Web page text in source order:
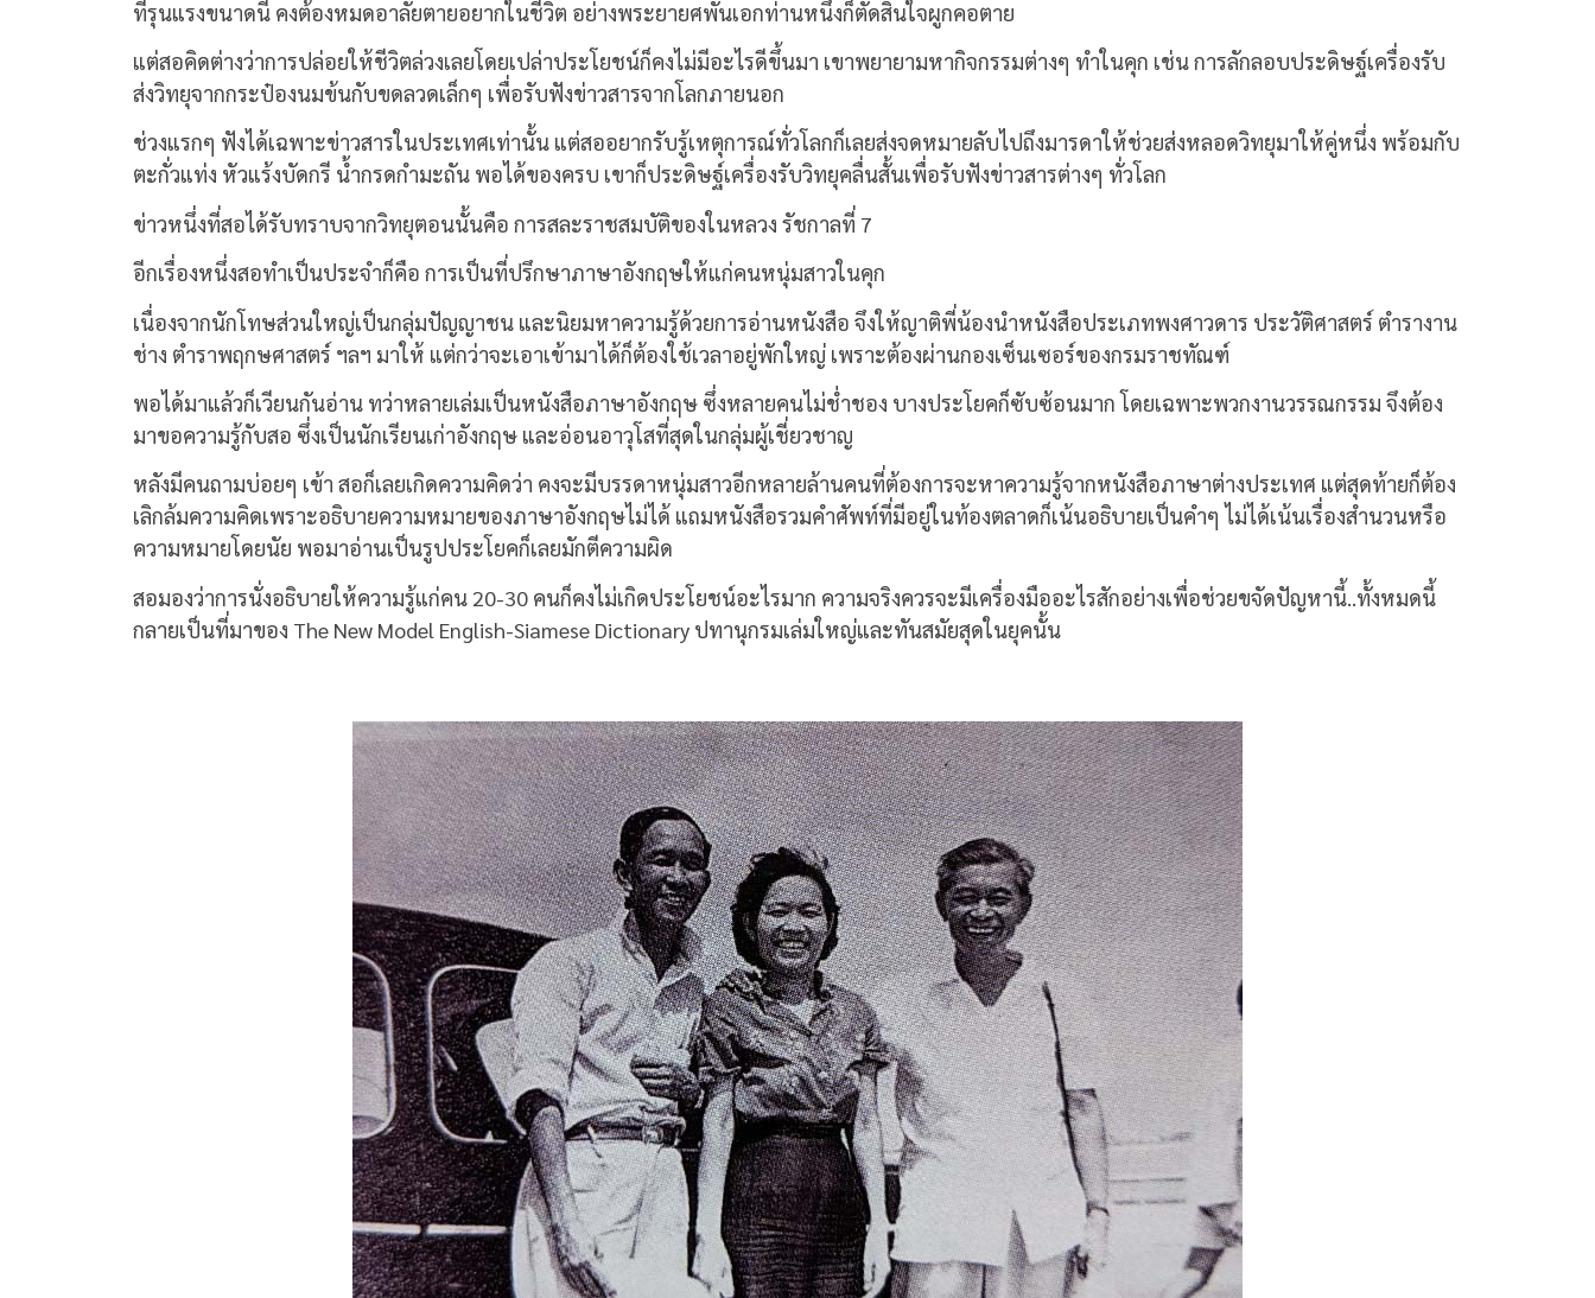
ที่รุนแรงขนาดนี้ คงต้องหมดอาลัยตายอยากในชีวิต อย่างพระยายศพันเอกท่านหนึ่งก็ตัดสินใจผูกคอตาย
แต่สอคิดต่างว่าการปล่อยให้ชีวิตล่วงเลยโดยเปล่าประโยชน์ก็คงไม่มีอะไรดีขึ้นมา เขาพยายามหากิจกรรมต่างๆ ทำในคุก เช่น การลักลอบประดิษฐ์เครื่องรับ
ส่งวิทยุจากกระป๋องนมข้นกับขดลวดเล็กๆ เพื่อรับฟังข่าวสารจากโลกภายนอก
ช่วงแรกๆ ฟังได้เฉพาะข่าวสารในประเทศเท่านั้น แต่สออยากรับรู้เหตุการณ์ทั่วโลกก็เลยส่งจดหมายลับไปถึงมารดาให้ช่วยส่งหลอดวิทยุมาให้คู่หนึ่ง พร้อมกับ
ตะกั่วแท่ง หัวแร้งบัดกรี น้ำกรดกำมะถัน พอได้ของครบ เขาก็ประดิษฐ์เครื่องรับวิทยุคลื่นสั้นเพื่อรับฟังข่าวสารต่างๆ ทั่วโลก
ข่าวหนึ่งที่สอได้รับทราบจากวิทยุตอนนั้นคือ การสละราชสมบัติของในหลวง รัชกาลที่ 7
อีกเรื่องหนึ่งสอทำเป็นประจำก็คือ การเป็นที่ปรึกษาภาษาอังกฤษให้แก่คนหนุ่มสาวในคุก
เนื่องจากนักโทษส่วนใหญ่เป็นกลุ่มปัญญาชน และนิยมหาความรู้ด้วยการอ่านหนังสือ จึงให้ญาติพี่น้องนำหนังสือประเภทพงศาวดาร ประวัติศาสตร์ ตำรางาน
ช่าง ตำราพฤกษศาสตร์ ฯลฯ มาให้ แต่กว่าจะเอาเข้ามาได้ก็ต้องใช้เวลาอยู่พักใหญ่ เพราะต้องผ่านกองเซ็นเซอร์ของกรมราชทัณฑ์
พอได้มาแล้วก็เวียนกันอ่าน ทว่าหลายเล่มเป็นหนังสือภาษาอังกฤษ ซึ่งหลายคนไม่ช่ำชอง บางประโยคก็ซับซ้อนมาก โดยเฉพาะพวกงานวรรณกรรม จึงต้อง
มาขอความรู้กับสอ ซึ่งเป็นนักเรียนเก่าอังกฤษ และอ่อนอาวุโสที่สุดในกลุ่มผู้เชี่ยวชาญ
หลังมีคนถามบ่อยๆ เข้า สอก็เลยเกิดความคิดว่า คงจะมีบรรดาหนุ่มสาวอีกหลายล้านคนที่ต้องการจะหาความรู้จากหนังสือภาษาต่างประเทศ แต่สุดท้ายก็ต้อง
เลิกล้มความคิดเพราะอธิบายความหมายของภาษาอังกฤษไม่ได้ แถมหนังสือรวมคำศัพท์ที่มีอยู่ในท้องตลาดก็เน้นอธิบายเป็นคำๆ ไม่ได้เน้นเรื่องสำนวนหรือ
ความหมายโดยนัย พอมาอ่านเป็นรูปประโยคก็เลยมักตีความผิด
สอมองว่าการนั่งอธิบายให้ความรู้แก่คน 20-30 คนก็คงไม่เกิดประโยชน์อะไรมาก ความจริงควรจะมีเครื่องมืออะไรสักอย่างเพื่อช่วยขจัดปัญหานี้..ทั้งหมดนี้
กลายเป็นที่มาของ The New Model English-Siamese Dictionary ปทานุกรมเล่มใหญ่และทันสมัยสุดในยุคนั้น